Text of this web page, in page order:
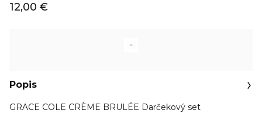
12,00 €
Popis
GRACE COLE CRÈME BRULÉE Darčekový set